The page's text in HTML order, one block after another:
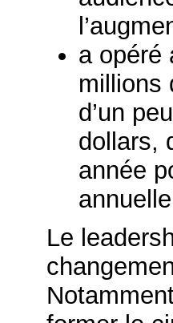
a opéré
millions
d’un
dollars,
année
Le